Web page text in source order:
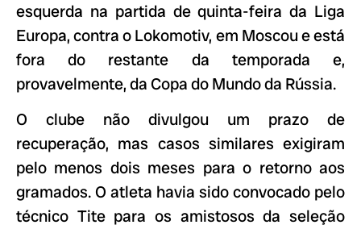
esquerda na partida de quinta-feira da Liga
Europa, contra o Lokomotiv, em Moscou e está
fora do restante da temporada e,
provavelmente, da Copa do Mundo da Rússia.
O clube não divulgou um prazo de
recuperação, mas casos similares exigiram
pelo menos dois meses para o retorno aos
gramados. O atleta havia sido convocado pelo
técnico Tite para os amistosos da seleção